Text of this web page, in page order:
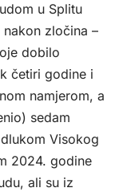
u Splitu
zločina –
dobilo
četiri godine i
namjerom, a
sedam
Visokog
2024. godine
ali su iz